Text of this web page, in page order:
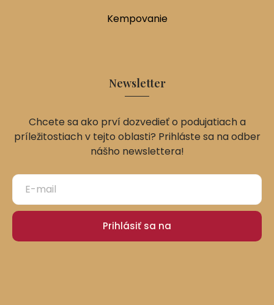
Kempovanie
Newsletter
Chcete sa ako prví dozvedieť o podujatiach a
príležitostiach v tejto oblasti? Prihláste sa na odber
nášho newslettera!
Prihlásiť sa na